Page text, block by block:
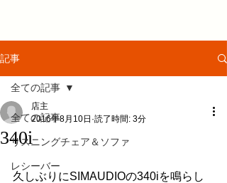
記事
全ての記事
リスニングチェア＆ソファ
レシーバー
全ての記事
340i
店主
2016年8月10日 読了時間: 3分
久しぶりにSIMAUDIOの340iを鳴らし